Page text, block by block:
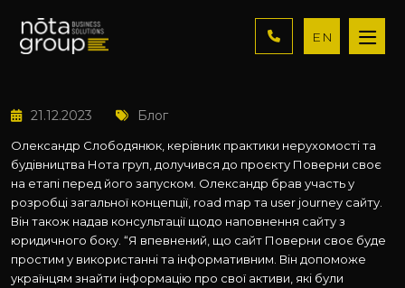
EN
21.12.2023 Блог
Олександр Слободянюк, керівник практики нерухомості та
будівництва Нота груп, долучився до проєкту Поверни своє
на етапі перед його запуском. Олександр брав участь у
розробці загальної концепції, road map та user journey сайту.
Він також надав консультації щодо наповнення сайту з
юридичного боку. “Я впевнений, що сайт Поверни своє буде
простим у використанні та інформативним. Він допоможе
українцям знайти інформацію про свої активи, які були